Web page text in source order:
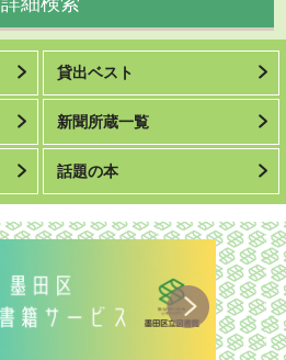
貸出ベスト
新聞所蔵一覧
話題の本